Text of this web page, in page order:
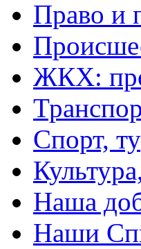
Право и
ЖКХ:
Спорт,
Наша
Наши